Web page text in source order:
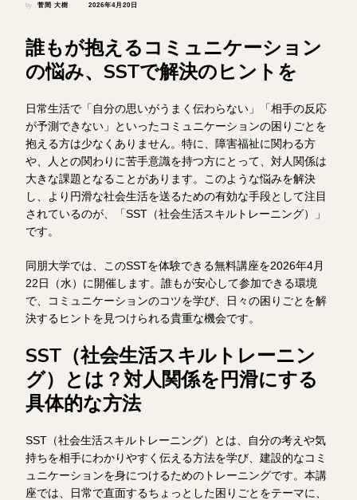
by 菅間 大樹 2026年4月20日
誰もが抱えるコミュニケーション
の悩み、SSTで解決のヒントを
日常生活で「自分の思いがうまく伝わらない」「相手の反応
が予測できない」といったコミュニケーションの困りごとを
抱える方は少なくありません。特に、障害福祉に関わる方
や、人との関わりに苦手意識を持つ方にとって、対人関係は
大きな課題となることがあります。このような悩みを解決
し、より円滑な社会生活を送るための有効な手段として注目
されているのが、「SST（社会生活スキルトレーニング）」
です。
同朋大学では、このSSTを体験できる無料講座を2026年4月
22日（水）に開催します。誰もが安心して参加できる環境
で、コミュニケーションのコツを学び、日々の困りごとを解
決するヒントを見つけられる貴重な機会です。
SST（社会生活スキルトレーニン
グ）とは？対人関係を円滑にする
具体的な方法
SST（社会生活スキルトレーニング）とは、自分の考えや気
持ちを相手にわかりやすく伝える方法を学び、建設的なコミ
ュニケーションを身につけるためのトレーニングです。本講
座では、日常で直面するちょっとした困りごとをテーマに、